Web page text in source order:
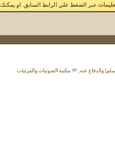
عبر الضغط علي الرابط السابق. او يمكنك
والدفاع عنه, مكتبة الصوتيات والمرئيات